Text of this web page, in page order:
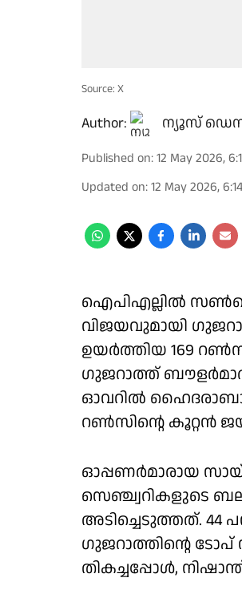
Source: X
Author: ന്യൂസ്
Published on:12 May 2026,
Updated on:12 May 2026,
ഐപിഎല്ലിൽ
വിജയവുമായി
ഉയർത്തിയ 169
ഗുജറാത്ത്
ഓവറിൽ
റൺസിൻ്റെ കൂറ്റൻ
ഓപ്പണർമാരായ
സെഞ്ച്വറികളുടെ
അടിച്ചെടുത്തത്.
ഗുജറാത്തിൻ്റെ
തികച്ചപ്പോൾ,